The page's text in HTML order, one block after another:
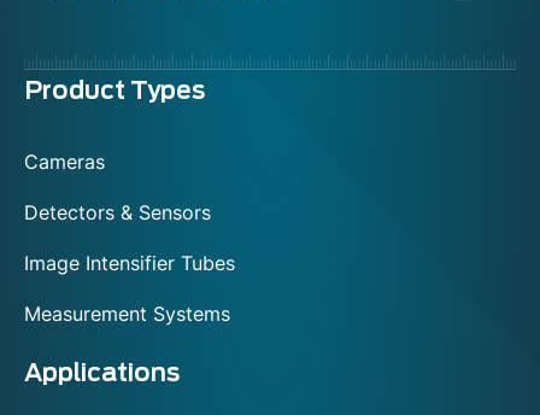
Menu
Product Types
Cameras
Detectors & Sensors
Image Intensifier Tubes
Measurement Systems
Applications